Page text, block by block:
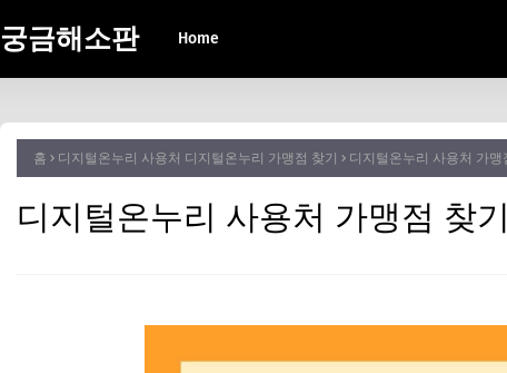
궁금해소판 Home
홈 디지털온누리 사용처 디지털온누리 가맹점 찾기 디지털온누리 사용처 가
디지털온누리 사용처 가맹점 찾